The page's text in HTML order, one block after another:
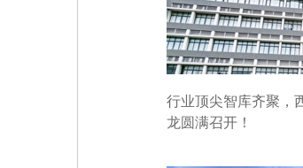
行业顶尖智库齐聚，
龙圆满召开！